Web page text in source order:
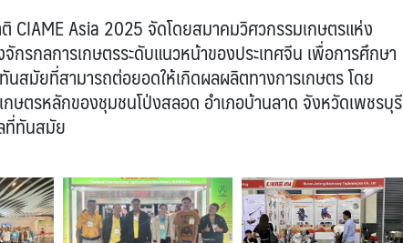
CIAME Asia 2025 จัดโดยสมาคมวิศวกรรมเกษตรแห่ง
รกลการเกษตรระดับแนวหน้าของประเทศจีน เพื่อการศึกษา
สมัยที่สามารถต่อยอดให้เกิดผลผลิตทางการเกษตร โดย
ษตรหลักของชุมชนโป่งสลอด อำเภอบ้านลาด จังหวัดเพชรบุรี
ที่ทันสมัย